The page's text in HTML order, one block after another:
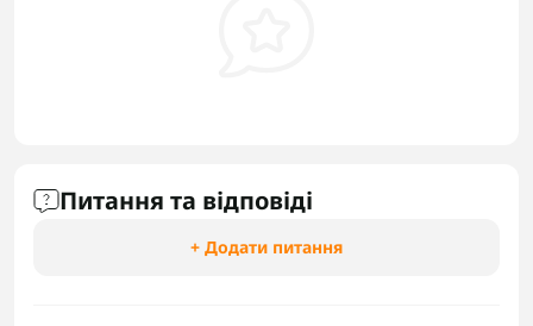
Питання та відповіді
+ Додати питання